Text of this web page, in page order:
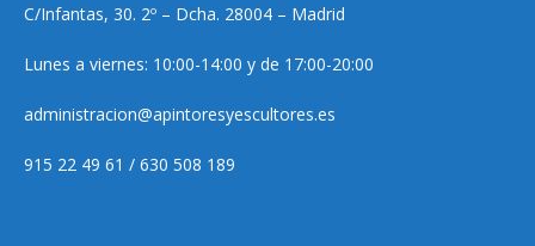
C/Infantas, 30. 2º – Dcha. 28004 – Madrid
Lunes a viernes: 10:00-14:00 y de 17:00-20:00
administracion@apintoresyescultores.es
915 22 49 61 / 630 508 189